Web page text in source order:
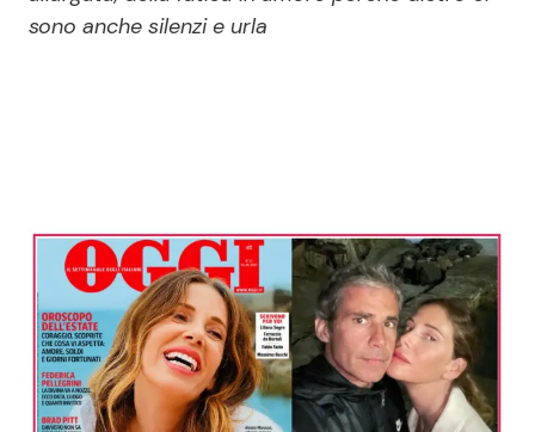
News Musica
News Spettacolo
Benessere Cucina e Ricette
sono anche silenzi e urla